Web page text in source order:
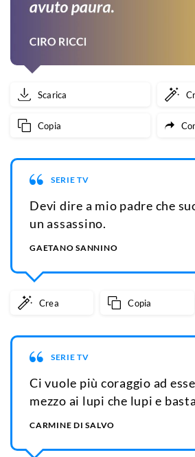
Scarica
Copia
SERIE TV
Devi dire a mio padre che
un assassino.
GAETANO SANNINO
Crea Copia
SERIE TV
Ci vuole più coraggio ad
mezzo ai lupi che lupi e
CARMINE DI SALVO